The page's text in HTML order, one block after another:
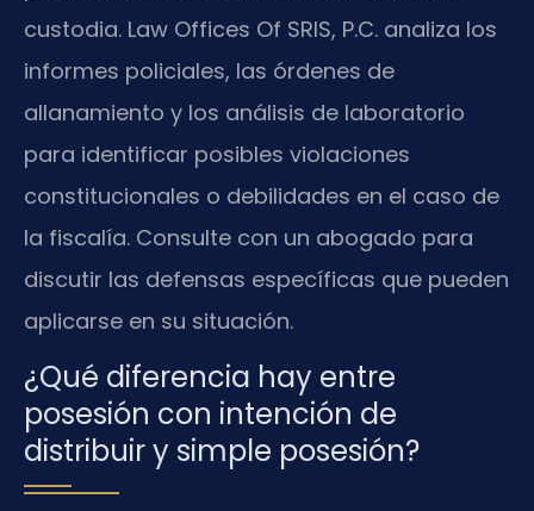
custodia. Law Offices Of SRIS, P.C. analiza los
informes policiales, las órdenes de
allanamiento y los análisis de laboratorio
para identificar posibles violaciones
constitucionales o debilidades en el caso de
la fiscalía. Consulte con un abogado para
discutir las defensas específicas que pueden
aplicarse en su situación.
¿Qué diferencia hay entre
posesión con intención de
distribuir y simple posesión?